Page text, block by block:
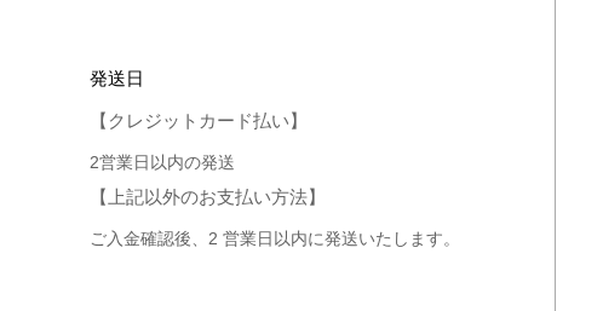
発送日
【クレジットカード払い】
2営業日以内の発送
【上記以外のお支払い方法】
ご入金確認後、2 営業日以内に発送いたします。